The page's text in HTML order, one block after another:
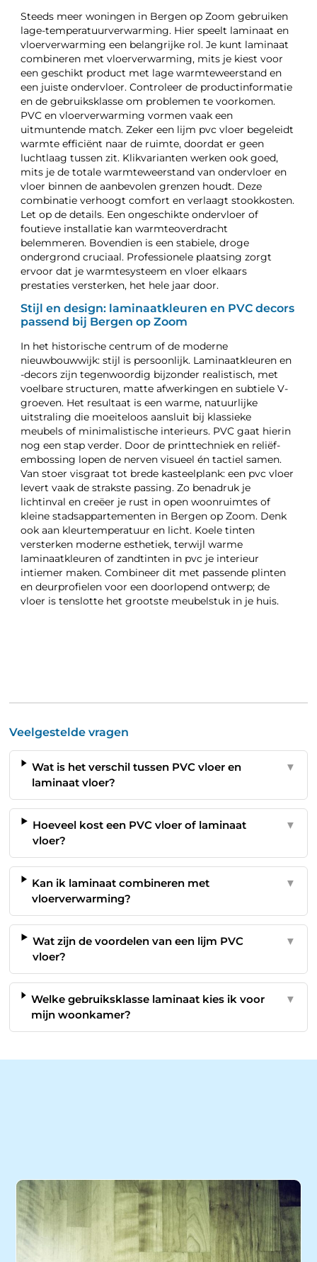
Steeds meer woningen in Bergen op Zoom gebruiken
lage-temperatuurverwarming. Hier speelt laminaat en
vloerverwarming een belangrijke rol. Je kunt laminaat
combineren met vloerverwarming, mits je kiest voor
een geschikt product met lage warmteweerstand en
een juiste ondervloer. Controleer de productinformatie
en de gebruiksklasse om problemen te voorkomen.
PVC en vloerverwarming vormen vaak een
uitmuntende match. Zeker een lijm pvc vloer begeleidt
warmte efficiënt naar de ruimte, doordat er geen
luchtlaag tussen zit. Klikvarianten werken ook goed,
mits je de totale warmteweerstand van ondervloer en
vloer binnen de aanbevolen grenzen houdt. Deze
combinatie verhoogt comfort en verlaagt stookkosten.
Let op de details. Een ongeschikte ondervloer of
foutieve installatie kan warmteoverdracht
belemmeren. Bovendien is een stabiele, droge
ondergrond cruciaal. Professionele plaatsing zorgt
ervoor dat je warmtesysteem en vloer elkaars
prestaties versterken, het hele jaar door.
Stijl en design: laminaatkleuren en PVC decors
passend bij Bergen op Zoom
In het historische centrum of de moderne
nieuwbouwwijk: stijl is persoonlijk. Laminaatkleuren en
-decors zijn tegenwoordig bijzonder realistisch, met
voelbare structuren, matte afwerkingen en subtiele V-
groeven. Het resultaat is een warme, natuurlijke
uitstraling die moeiteloos aansluit bij klassieke
meubels of minimalistische interieurs. PVC gaat hierin
nog een stap verder. Door de printtechniek en reliëf-
embossing lopen de nerven visueel én tactiel samen.
Van stoer visgraat tot brede kasteelplank: een pvc vloer
levert vaak de strakste passing. Zo benadruk je
lichtinval en creëer je rust in open woonruimtes of
kleine stadsappartementen in Bergen op Zoom. Denk
ook aan kleurtemperatuur en licht. Koele tinten
versterken moderne esthetiek, terwijl warme
laminaatkleuren of zandtinten in pvc je interieur
intiemer maken. Combineer dit met passende plinten
en deurprofielen voor een doorlopend ontwerp; de
vloer is tenslotte het grootste meubelstuk in je huis.
Veelgestelde vragen
Wat is het verschil tussen PVC vloer en
laminaat vloer?
▼
Hoeveel kost een PVC vloer of laminaat
vloer?
▼
Kan ik laminaat combineren met
vloerverwarming?
▼
Wat zijn de voordelen van een lijm PVC
vloer?
▼
Welke gebruiksklasse laminaat kies ik voor
mijn woonkamer?
▼